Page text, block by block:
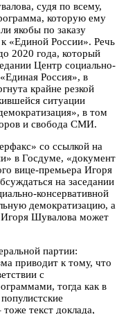
судя по всему,
которую ему
якобы по заказу
«Единой России». Речь
2020 года, который
Центр социально-
Россия», в
крайне резкой
ситуации
в том
и свобода СМИ.
со ссылкой на
в Госдуме, «документ
вице-премьера Игоря
на заседании
консервативной
демократизацию, а
Шувалова может
партии:
приводит к тому, что
с
тогда как в
текст доклада,